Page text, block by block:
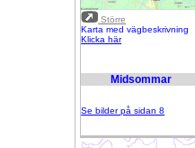
Större
Karta med vägbeskrivning
Klicka här
Midsommar
Se bilder på sidan 8